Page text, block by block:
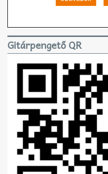
Gitárpengető QR